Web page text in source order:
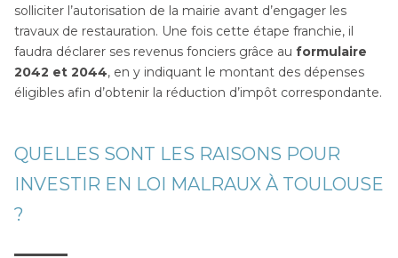
solliciter l’autorisation de la mairie avant d’engager les
travaux de restauration. Une fois cette étape franchie, il
faudra déclarer ses revenus fonciers grâce au formulaire
2042 et 2044, en y indiquant le montant des dépenses
éligibles afin d’obtenir la réduction d’impôt correspondante.
QUELLES SONT LES RAISONS POUR
INVESTIR EN LOI MALRAUX À TOULOUSE
?